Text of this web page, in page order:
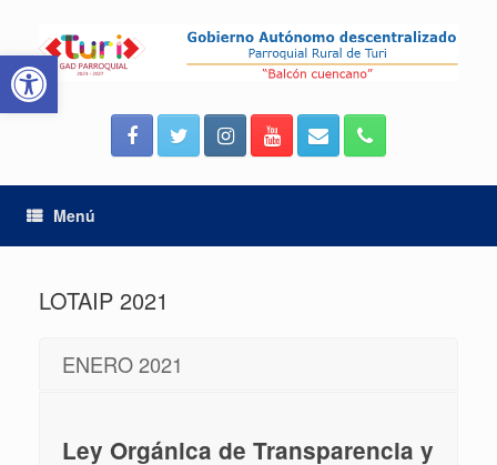
Abrir barra de herramientas
contenido
Menú
LOTAIP 2021
ENERO 2021
Ley Orgánica de Transparencia y